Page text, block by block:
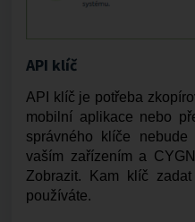
API klíč
API klíč je potřeba
mobilní aplikace nebo
správného klíče nebude
vaším zařízením a
Zobrazit. Kam klíč
používáte.